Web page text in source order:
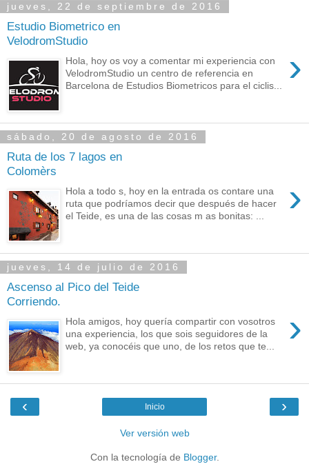
jueves, 22 de septiembre de 2016
Estudio Biometrico en
VelodromStudio
›
Hola, hoy os voy a comentar mi experiencia con
VelodromStudio un centro de referencia en
Barcelona de Estudios Biometricos para el ciclis...
sábado, 20 de agosto de 2016
Ruta de los 7 lagos en
Colomèrs
›
Hola a todo s, hoy en la entrada os contare una
ruta que podríamos decir que después de hacer
el Teide, es una de las cosas m as bonitas: ...
jueves, 14 de julio de 2016
Ascenso al Pico del Teide
Corriendo.
›
Hola amigos, hoy quería compartir con vosotros
una experiencia, los que sois seguidores de la
web, ya conocéis que uno, de los retos que te...
‹ ›
Inicio
Ver versión web
Con la tecnología de Blogger.